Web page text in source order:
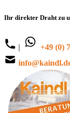
Ihr direkter Draht zu
|
+49 (0)